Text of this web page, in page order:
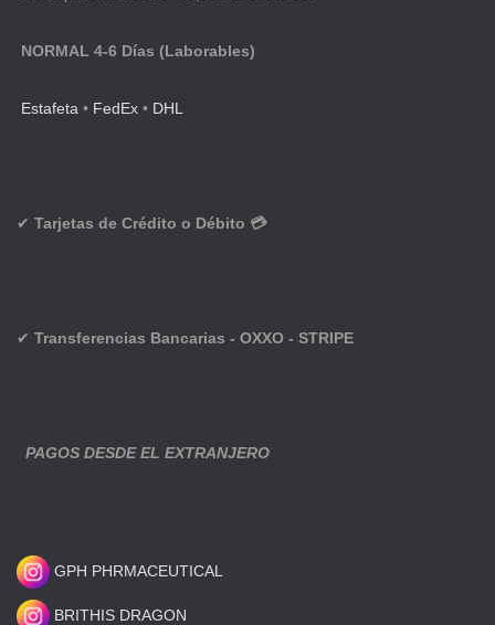
NORMAL 4-6 Días (Laborables)
Estafeta • FedEx • DHL
✔ Tarjetas de Crédito o Débito 💳
✔ Transferencias Bancarias - OXXO - STRIPE
PAGOS DESDE EL EXTRANJERO
GPH PHRMACEUTICAL
BRITHIS DRAGON